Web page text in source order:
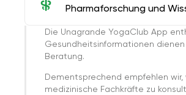
Pharmaforschung und
Die Unagrande YogaClub App
Gesundheitsinformationen
Beratung.
Dementsprechend empfehlen
medizinische Fachkräfte zu